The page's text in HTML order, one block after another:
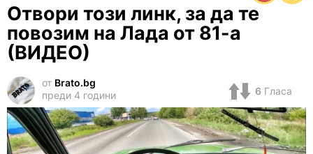
Отвори този линк, за да те
повозим на Лада от 81-а
(ВИДЕО)
от Brato.bg
преди 4 години
6 Гласа